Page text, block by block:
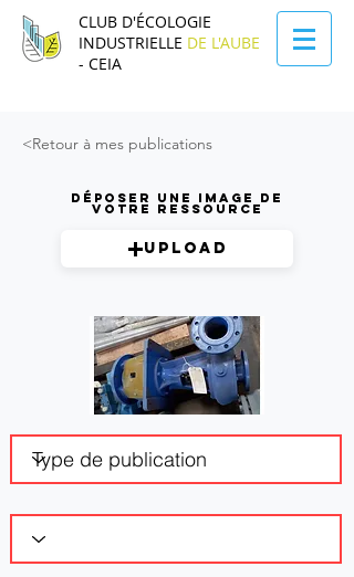
CLUB D'ÉCOLOGIE
INDUSTRIELLE DE L'AUBE
- CEIA
<Retour à mes publications
Déposer une image de
votre ressource
Upload